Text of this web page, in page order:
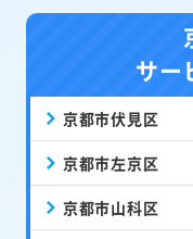
サー
京都市伏見区
京都市左京区
京都市山科区